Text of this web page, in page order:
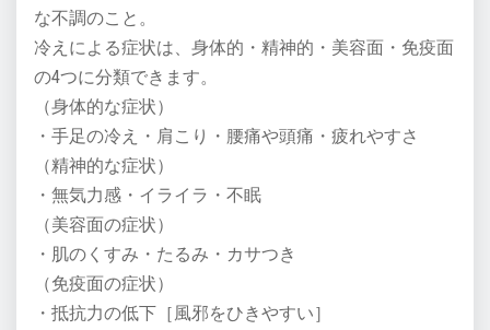
な不調のこと。
冷えによる症状は、身体的・精神的・美容面・免疫面
の4つに分類できます。
（身体的な症状）
・手足の冷え・肩こり・腰痛や頭痛・疲れやすさ
（精神的な症状）
・無気力感・イライラ・不眠
（美容面の症状）
・肌のくすみ・たるみ・カサつき
（免疫面の症状）
・抵抗力の低下［風邪をひきやすい］